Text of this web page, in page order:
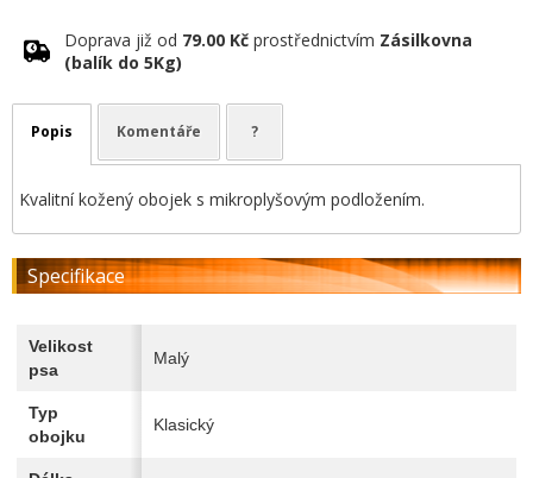
Doprava již od 79.00 Kč prostřednictvím Zásilkovna
(balík do 5Kg)
Popis Komentáře ?
Kvalitní kožený obojek s mikroplyšovým podložením.
Specifikace
Velikost
psa
Malý
Typ
obojku
Klasický